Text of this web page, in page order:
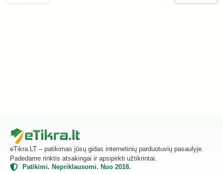
eTikra.LT – patikimas jūsų gidas internetinių parduotuvių pasaulyje.
Padedame rinktis atsakingai ir apsipirkti užtikrintai.
Patikimi. Nepriklausomi. Nuo 2018.